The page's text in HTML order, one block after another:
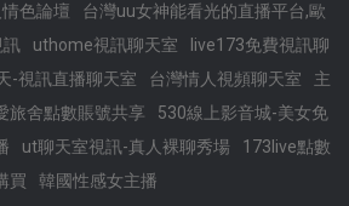
色論壇
台灣uu女神能看光的直播平台,歐
訊 uthome視訊聊天室
live173免費視訊聊
-視訊直播聊天室 台灣情人視頻聊天室
主
旅舍點數賬號共享
530線上影音城-美女免
ut聊天室視訊-真人裸聊秀場
173live點數
買
韓國性感女主播